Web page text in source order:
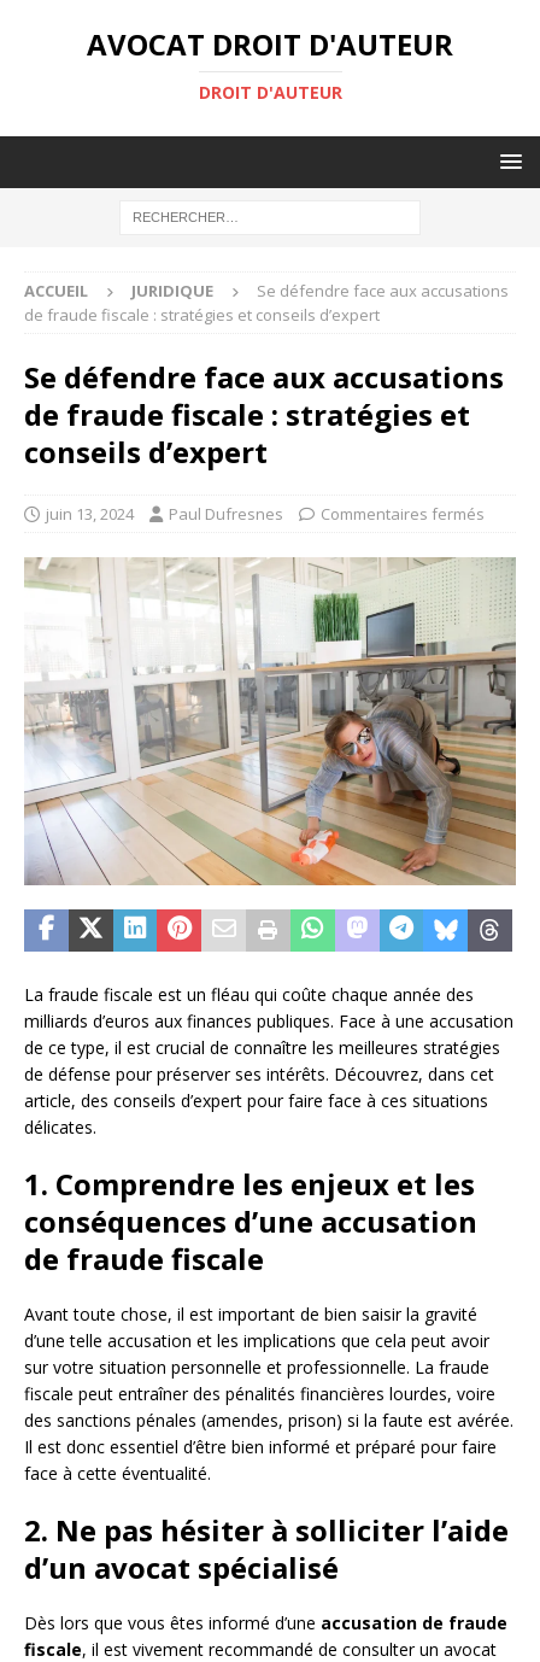
AVOCAT DROIT D'AUTEUR
DROIT D'AUTEUR
ACCUEIL JURIDIQUE
Se défendre face aux accusations
de fraude fiscale : stratégies et conseils d’expert
Se défendre face aux accusations
de fraude fiscale : stratégies et
conseils d’expert
juin 13, 2024 Paul Dufresnes Commentaires fermés
La fraude fiscale est un fléau qui coûte chaque année des
milliards d’euros aux finances publiques. Face à une accusation
de ce type, il est crucial de connaître les meilleures stratégies
de défense pour préserver ses intérêts. Découvrez, dans cet
article, des conseils d’expert pour faire face à ces situations
délicates.
1. Comprendre les enjeux et les
conséquences d’une accusation
de fraude fiscale
Avant toute chose, il est important de bien saisir la gravité
d’une telle accusation et les implications que cela peut avoir
sur votre situation personnelle et professionnelle. La fraude
fiscale peut entraîner des pénalités financières lourdes, voire
des sanctions pénales (amendes, prison) si la faute est avérée.
Il est donc essentiel d’être bien informé et préparé pour faire
face à cette éventualité.
2. Ne pas hésiter à solliciter l’aide
d’un avocat spécialisé
Dès lors que vous êtes informé d’une accusation de fraude
fiscale, il est vivement recommandé de consulter un avocat